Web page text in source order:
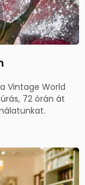
Vintage World
72 órán át